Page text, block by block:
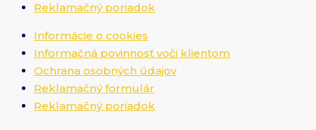
Reklamačný poriadok
Informácie o cookies
Informačná povinnosť voči klientom
Ochrana osobných údajov
Reklamačný formulár
Reklamačný poriadok